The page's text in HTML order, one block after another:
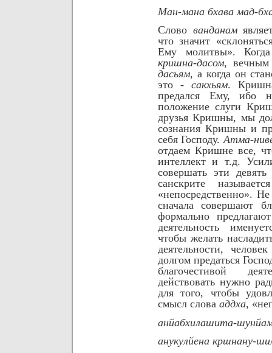
Mан-мана бхава мад-
Слово ванданам
что значит
Ему молитвы».
кришна-дасом, вечным
дасьям, а когда он
это - сакхьям.
предался Ему, ибо
положение слуги
друзья Кришны, мы
сознания Кришны и
себя Господу.Атма-
отдаем Кришне все,
интеллект и т.д.
совершать эти
санскрите
«непосредственно».
сначала совершают
формально
деятельность
чтобы желать
деятельности,
долгом предаться
благочестивой
действовать нужно
для того, чтобы
смысл слова аддха,
анйабхилашита-
анукулйена кршнану-